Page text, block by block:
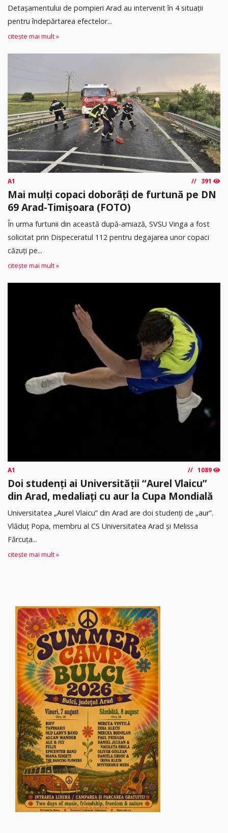
Detașamentului de pompieri Arad au intervenit în 4 situații
pentru îndepărtarea efectelor...
citește mai mult »
A1 391
Mai mulți copaci doborâți de furtună pe DN
69 Arad-Timișoara (FOTO)
În urma furtunii din această după-amiază, SVSU Vinga a fost
solicitat prin Dispeceratul 112 pentru degajarea unor copaci
căzuți pe...
citește mai mult »
A1 1089
Doi studenți ai Universității “Aurel Vlaicu”
din Arad, medaliați cu aur la Cupa Mondială
Universitatea „Aurel Vlaicu” din Arad are doi studenți de „aur”.
Vlăduț Popa, membru al CS Universitatea Arad și Melissa
Fărcuța...
citește mai mult »